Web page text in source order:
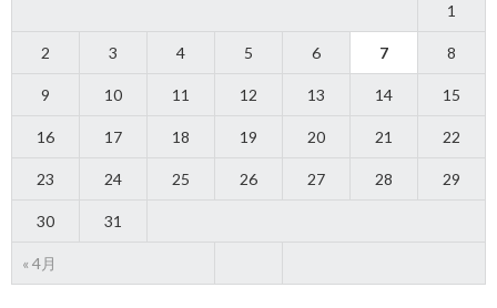
« 4月
1
2 3 4 5 6 7 8
9 10 11 12 13 14 15
16 17 18 19 20 21 22
23 24 25 26 27 28 29
30 31